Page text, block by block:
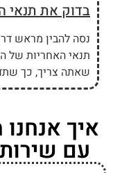
בדוק את תנאי
נסה להבין מראש
תנאי האחריות של
שאתה צריך, כך
איך
עם